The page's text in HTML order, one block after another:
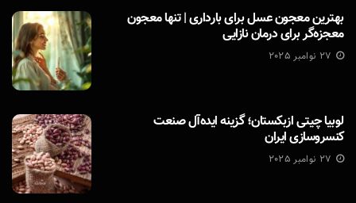
بهترین معجون عسل برای بارداری | تنها معجون
معجزه‌گر برای درمان نازایی
27 نوامبر 2025
لوبیا چیتی ازبکستان؛ گزینه ایده‌آل صنعت
کنسروسازی ایران
27 نوامبر 2025